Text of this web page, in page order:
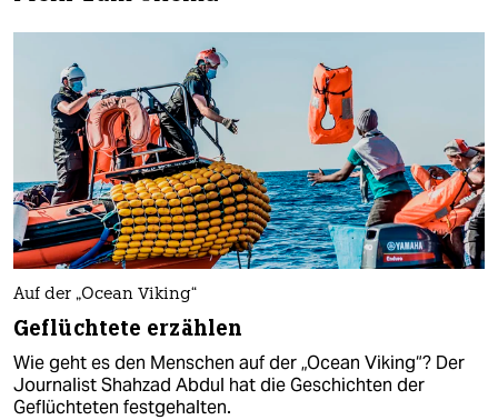
Auf der „Ocean Viking“
Geflüchtete erzählen
Wie geht es den Menschen auf der „Ocean Viking“? Der
Journalist Shahzad Abdul hat die Geschichten der
Geflüchteten festgehalten.